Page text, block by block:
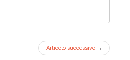
Articolo successivo →